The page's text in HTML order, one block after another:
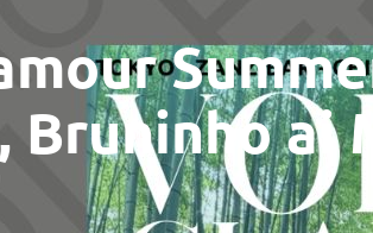
Bruninho ai